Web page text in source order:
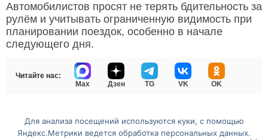
Автомобилистов просят не терять бдительность за
рулём и учитывать ограниченную видимость при
планировании поездок, особенно в начале
следующего дня.
Читайте нас:
Max
Дзен TG VK OK
Перейти на полную версию сайта
Для анализа посещений используются куки, с помощью
Яндекс.Метрики ведется обработка персональных данных.